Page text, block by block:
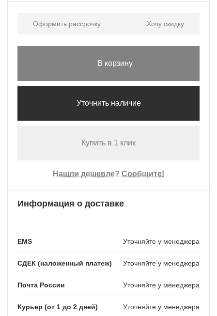
Оформить рассрочку Хочу скидку
В корзину
Уточнить наличие
Купить в 1 клик
Нашли дешевле? Сообщите!
Информация о доставке
EMS Уточняйте у менеджера
СДЕК (наложенный платеж) Уточняйте у менеджера
Почта России Уточняйте у менеджера
Курьер (от 1 до 2 дней) Уточняйте у менеджера